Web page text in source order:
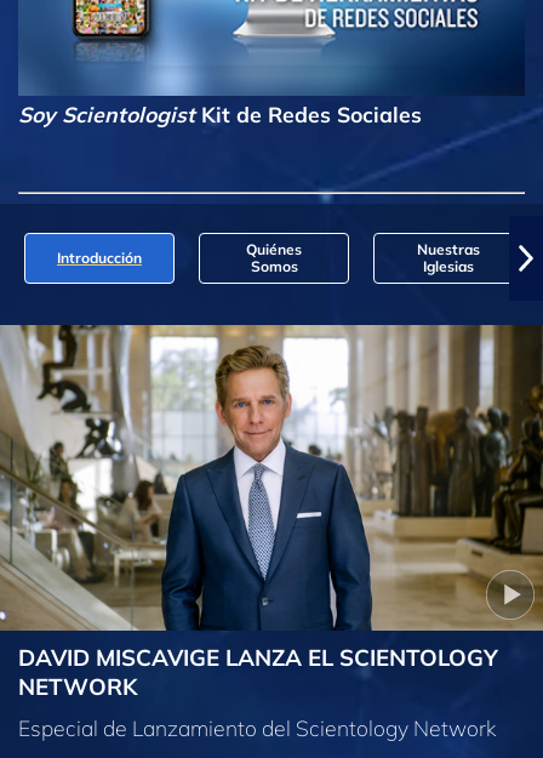
Soy ScientologistKit de Redes Sociales
Introducción
Quiénes
Somos
Nuestras
Iglesias
DAVID MISCAVIGE LANZA EL SCIENTOLOGY
NETWORK
Especial de Lanzamiento del Scientology Network